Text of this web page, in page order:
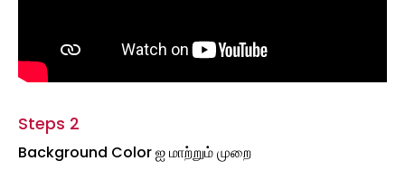
Steps 2
Background Color ஐ மாற்றும் முறை